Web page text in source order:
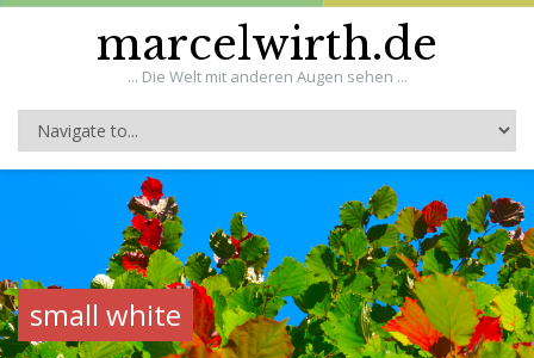
marcelwirth.de
... Die Welt mit anderen Augen sehen ...
small white